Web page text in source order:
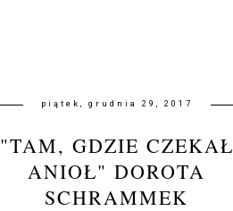
piątek, grudnia 29, 2017
"TAM, GDZIE CZEKAŁ
ANIOŁ" DOROTA
SCHRAMMEK